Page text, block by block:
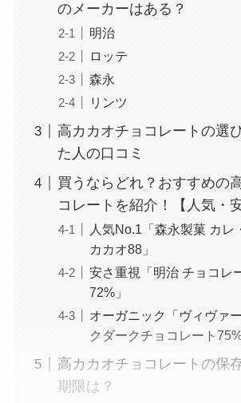
のメーカーはある？
明治
ロッテ
森永
リンツ
高カカオチョコレートの選
た人の口コミ
買うならどれ？おすすめの
コレートを紹介！【人気・安
人気No.1「森永製菓 カレ
カカオ88」
安さ重視「明治 チョコレ
72%」
オーガニック「ヴィヴァ
クダークチョコレート75%
高カカオチョコレートの保
期限は？